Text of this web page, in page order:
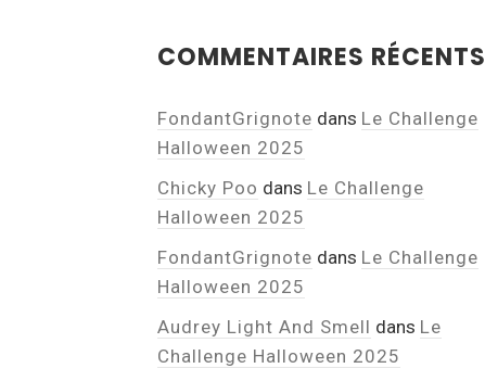
COMMENTAIRES RÉCENTS
FondantGrignote dans Le Challenge
Halloween 2025
Chicky Poo dans Le Challenge
Halloween 2025
FondantGrignote dans Le Challenge
Halloween 2025
Audrey Light And Smell dans Le
Challenge Halloween 2025